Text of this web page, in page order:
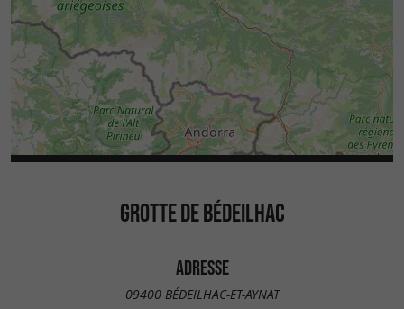
GROTTE DE BÉDEILHAC
ADRESSE
09400 BÉDEILHAC-ET-AYNAT